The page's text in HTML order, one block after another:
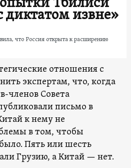
диктатом извне»
что Россия открыта к расширению
отношения с
экспертам, что, когда
членов Совета
письмо в
к нему не
в том, чтобы
Пять или шесть
Грузию, а Китай — нет.